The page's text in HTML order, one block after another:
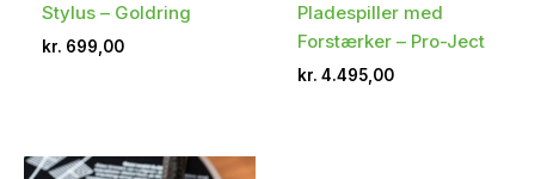
Stylus – Goldring
kr. 699,00
Pladespiller med
Forstærker – Pro-Ject
kr. 4.495,00